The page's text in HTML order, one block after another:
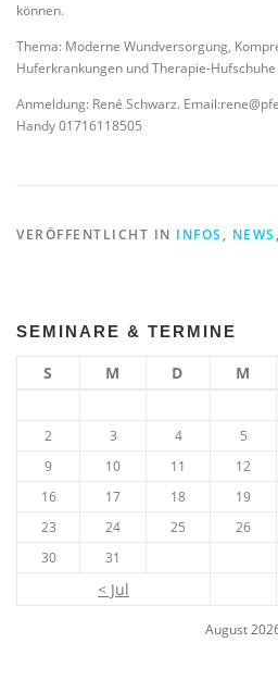
können.
Thema: Moderne Wundversorgung,
Huferkrankungen und Therapie-Hufschuhe
Anmeldung: René Schwarz.
Handy 01716118505
VERÖFFENTLICHT IN INFOS , NEWS ,
SEMINARE & TERMINE
August
S M D M
2
3 4 5
9
10 11 12
16
17 18 19
23
24 25 26
30
31
< Jul